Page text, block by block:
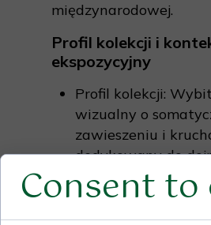
międzynarodowej.
Profil kolekcji i
ekspozycyjny
Profil kolekcji:
wizualny o
zawieszeniu i
dedykowany do
kolekcji sztuki
Odsłonięta,
struktura płuc i
Consent to